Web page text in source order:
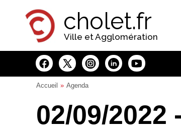
cholet.fr
Ville et Agglomération
Accueil Agenda
02/09/2022